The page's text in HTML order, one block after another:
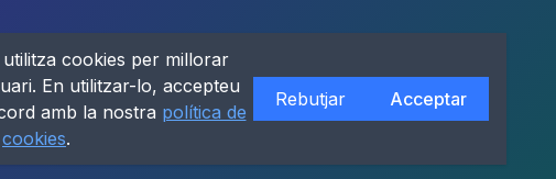
cookies per millorar
En utilitzar-lo, accepteu
amb la nostra política de
cookies.
Rebutjar Acceptar